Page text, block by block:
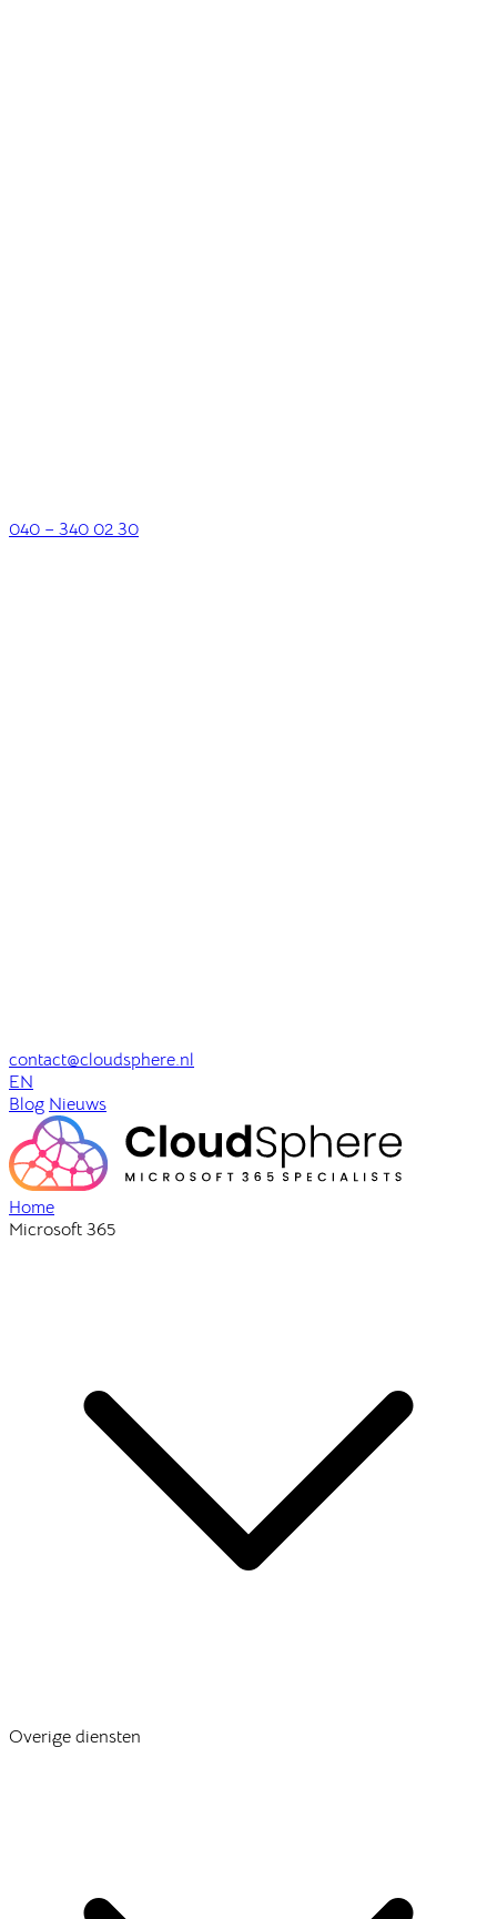
040 – 340 02 30
contact@cloudsphere.nl
EN
Blog Nieuws
Home
Microsoft 365
Overige diensten